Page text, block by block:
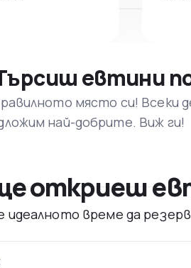
евтини
място си! Всеки
най-добрите. Виж ги!
откриеш
е идеалното време да